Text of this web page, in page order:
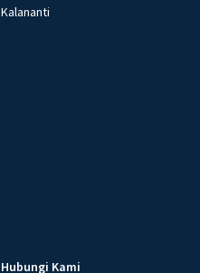
Kalananti
Hubungi Kami